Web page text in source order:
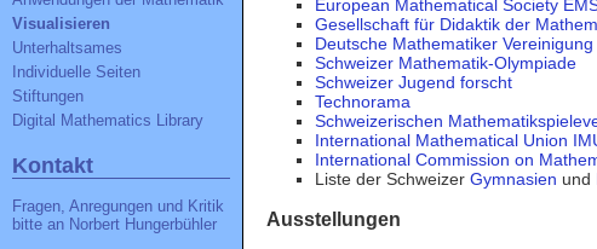
Visualisieren
Unterhaltsames
Individuelle Seiten
Stiftungen
Digital Mathematics Library
Kontakt
Fragen, Anregungen und Kritik
bitte an Norbert Hungerbühler
European Mathematical Society
Gesellschaft für Didaktik der
Deutsche Mathematiker Vereinigung
Schweizer Mathematik-Olympiade
Schweizer Jugend forscht
Technorama
Schweizerischen
International Mathematical Union
International Commission on
Liste der Schweizer Gymnasien und
Ausstellungen